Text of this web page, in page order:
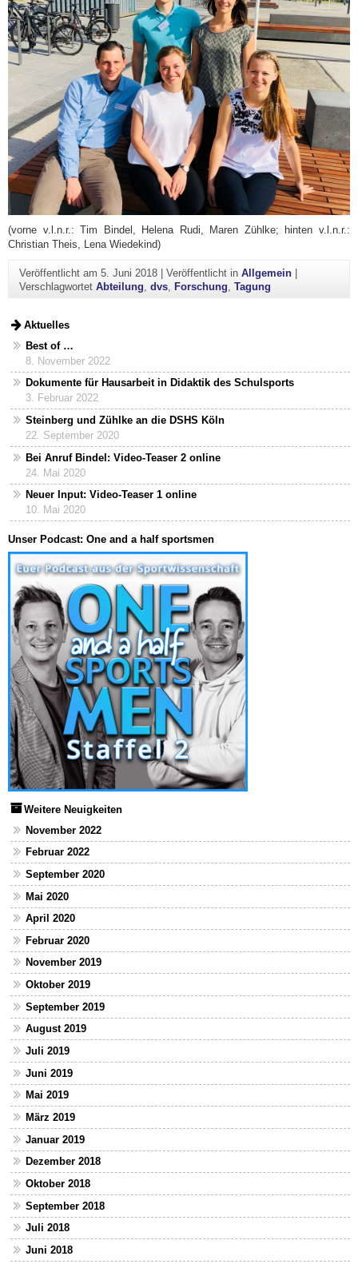
(vorne v.l.n.r.: Tim Bindel, Helena Rudi, Maren Zühlke; hinten v.l.n.r.:
Christian Theis, Lena Wiedekind)
Veröffentlicht am 5. Juni 2018| Veröffentlicht in Allgemein|
Verschlagwortet Abteilung dvs, Forschung Tagung
Aktuelles
Best of …
8. November 2022
Dokumente für Hausarbeit in Didaktik des Schulsports
3. Februar 2022
Steinberg und Zühlke an die DSHS Köln
22. September 2020
Bei Anruf Bindel: Video-Teaser 2 online
24. Mai 2020
Neuer Input: Video-Teaser 1 online
10. Mai 2020
Unser Podcast: One and a half sportsmen
Weitere Neuigkeiten
November 2022
Februar 2022
September 2020
Mai 2020
April 2020
Februar 2020
November 2019
Oktober 2019
September 2019
August 2019
Juli 2019
Juni 2019
Mai 2019
März 2019
Januar 2019
Dezember 2018
Oktober 2018
September 2018
Juli 2018
Juni 2018